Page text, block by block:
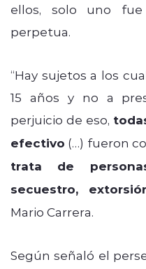
ellos, solo uno fue
perpetua.
“Hay sujetos a los
15 años y no a
perjuicio de eso,
efectivo (…) fueron
trata de
secuestro,
Mario Carrera.
Según señaló el